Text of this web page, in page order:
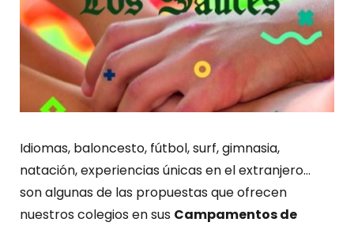
Idiomas, baloncesto, fútbol, surf, gimnasia,
natación, experiencias únicas en el extranjero…
son algunas de las propuestas que ofrecen
nuestros colegios en sus Campamentos de